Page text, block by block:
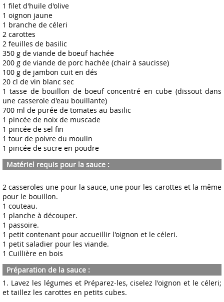
1 filet d'huile d'olive
1 oignon jaune
1 branche de céleri
2 carottes
2 feuilles de basilic
350 g de viande de boeuf hachée
200 g de viande de porc hachée (chair à saucisse)
100 g de jambon cuit en dés
20 cl de vin blanc sec
1 tasse de bouillon de boeuf concentré en cube (dissout dans
une casserole d'eau bouillante)
700 ml de purée de tomates au basilic
1 pincée de noix de muscade
1 pincée de sel fin
1 tour de poivre du moulin
1 pincée de sucre en poudre
Matériel requis pour la sauce :
2 casseroles une pour la sauce, une pour les carottes et la même
pour le bouillon.
1 couteau.
1 planche à découper.
1 passoire.
1 petit contenant pour accueillir l'oignon et le céleri.
1 petit saladier pour les viande.
1 Cuillière en bois
Préparation de la sauce :
1. Lavez les légumes et Préparez-les, ciselez l'oignon et le céleri;
et taillez les carottes en petits cubes.